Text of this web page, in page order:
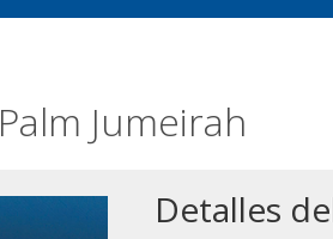
Palm Jumeirah
Detalles